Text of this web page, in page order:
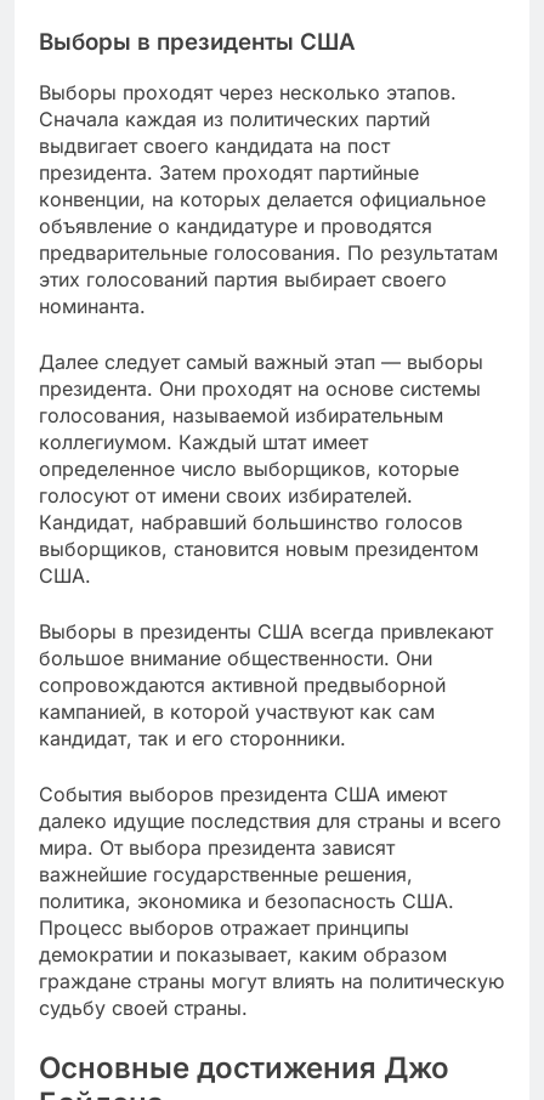
Выборы в президенты США
Выборы проходят через несколько этапов.
Сначала каждая из политических партий
выдвигает своего кандидата на пост
президента. Затем проходят партийные
конвенции, на которых делается официальное
объявление о кандидатуре и проводятся
предварительные голосования. По результатам
этих голосований партия выбирает своего
номинанта.
Далее следует самый важный этап — выборы
президента. Они проходят на основе системы
голосования, называемой избирательным
коллегиумом. Каждый штат имеет
определенное число выборщиков, которые
голосуют от имени своих избирателей.
Кандидат, набравший большинство голосов
выборщиков, становится новым президентом
США.
Выборы в президенты США всегда привлекают
большое внимание общественности. Они
сопровождаются активной предвыборной
кампанией, в которой участвуют как сам
кандидат, так и его сторонники.
События выборов президента США имеют
далеко идущие последствия для страны и всего
мира. От выбора президента зависят
важнейшие государственные решения,
политика, экономика и безопасность США.
Процесс выборов отражает принципы
демократии и показывает, каким образом
граждане страны могут влиять на политическую
судьбу своей страны.
Основные достижения Джо